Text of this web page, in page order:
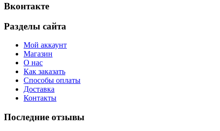
Вконтакте
Разделы сайта
Мой аккаунт
Магазин
О нас
Как заказать
Способы оплаты
Доставка
Контакты
Последние отзывы